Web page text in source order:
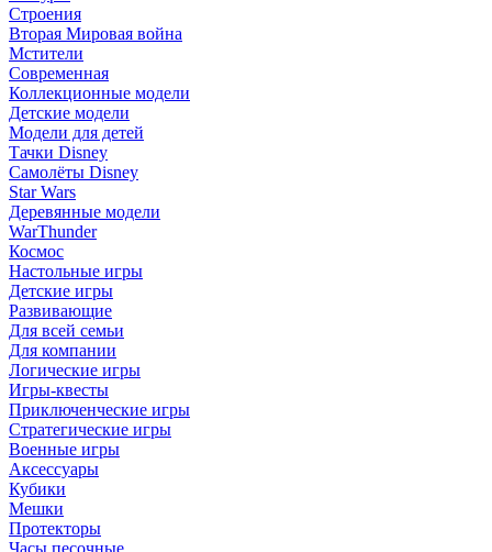
Строения
Вторая Мировая война
Мстители
Современная
Коллекционные модели
Детские модели
Модели для детей
Тачки Disney
Самолёты Disney
Star Wars
Деревянные модели
WarThunder
Космос
Настольные игры
Детские игры
Развивающие
Для всей семьи
Для компании
Логические игры
Игры-квесты
Приключенческие игры
Стратегические игры
Военные игры
Аксессуары
Кубики
Мешки
Протекторы
Часы песочные